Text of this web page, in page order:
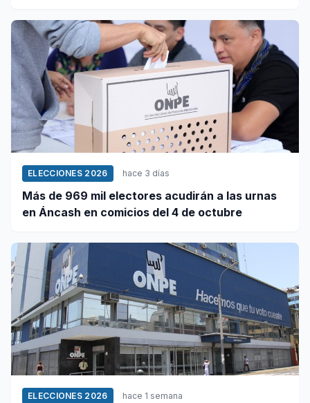
ELECCIONES 2026 hace 3 días
Más de 969 mil electores acudirán a las urnas
en Áncash en comicios del 4 de octubre
ELECCIONES 2026 hace 1 semana